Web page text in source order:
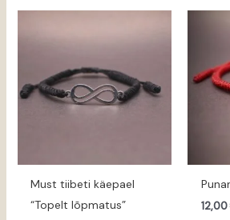
Must tiibeti käepael
“Topelt lõpmatus”
12,00